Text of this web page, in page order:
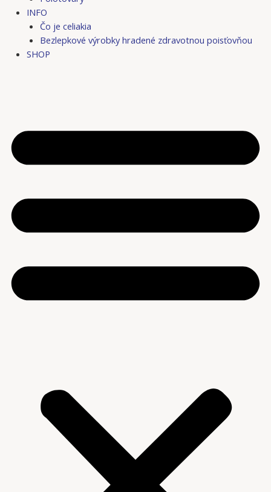
INFO
Čo je celiakia
Bezlepkové výrobky hradené zdravotnou poisťovňou
SHOP